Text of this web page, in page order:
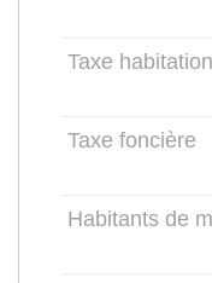
Taxe habitation
Taxe foncière
Habitants de